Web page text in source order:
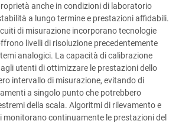
anche in condizioni di laboratorio
a lungo termine e prestazioni affidabili.
di misurazione incorporano tecnologie
livelli di risoluzione precedentemente
analogici. La capacità di calibrazione
utenti di ottimizzare le prestazioni dello
intervallo di misurazione, evitando di
a singolo punto che potrebbero
della scala. Algoritmi di rilevamento e
monitorano continuamente le prestazioni del